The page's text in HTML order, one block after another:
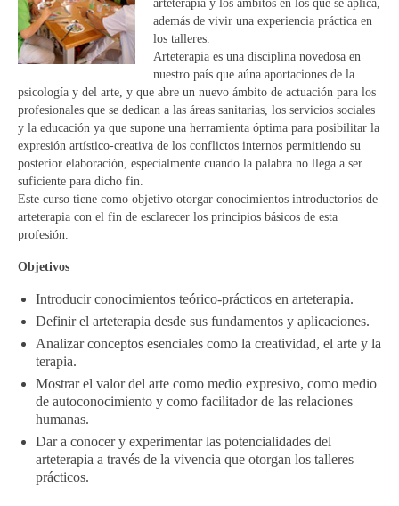
TRAYECTORIA
FORMACIÓN
PUBLICACIONES Y ARTICULOS
CONTACTO
arteterapia y los ámbitos en los que se aplica,
además de vivir una experiencia práctica en
los talleres.
Arteterapia es una disciplina novedosa en
nuestro país que aúna aportaciones de la
psicología y del arte, y que abre un nuevo ámbito de actuación para los
profesionales que se dedican a las áreas sanitarias, los servicios sociales
y la educación ya que supone una herramienta óptima para posibilitar la
expresión artístico-creativa de los conflictos internos permitiendo su
posterior elaboración, especialmente cuando la palabra no llega a ser
suficiente para dicho fin.
Este curso tiene como objetivo otorgar conocimientos introductorios de
arteterapia con el fin de esclarecer los principios básicos de esta
profesión.
Objetivos
Introducir conocimientos teórico-prácticos en arteterapia.
Definir el arteterapia desde sus fundamentos y aplicaciones.
Analizar conceptos esenciales como la creatividad, el arte y la
terapia.
Mostrar el valor del arte como medio expresivo, como medio
de autoconocimiento y como facilitador de las relaciones
humanas.
Dar a conocer y experimentar las potencialidades del
arteterapia a través de la vivencia que otorgan los talleres
prácticos.